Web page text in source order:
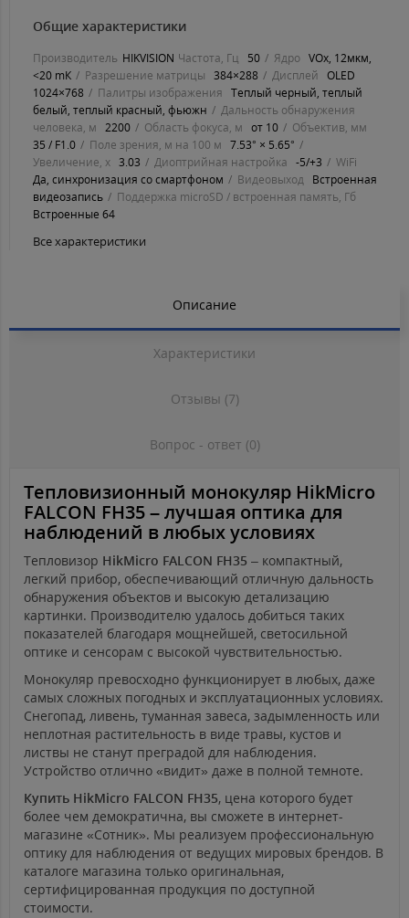
Общие характеристики
Производитель HIKVISION Частота, Гц 50 Ядро VOx, 12мĸм,
<20 mК
Разрешение матрицы 384×288 Дисплей ОLЕD
1024×768
Палитры изображения Теплый черный, теплый
белый, теплый красный, фьюжн
Дальность обнаружения
человека, м 2200 Область фокуса, м от 10
Объектив, мм
35 / F1.0
Поле зрения, м на 100 м 7.53° × 5.65°
Увеличение, х 3.03 Диоптрийная настройка -5/+3
WiFi
Да, синхронизация со смартфоном
Видеовыход Встроенная
видеозапись
Поддержка microSD / встроенная память, Гб
Встроенные 64
Все характеристики
Описание
Характеристики
Отзывы (7)
Вопрос - ответ (0)
Тепловизионный монокуляр HikMicro
FALCON FH35 – лучшая оптика для
наблюдений в любых условиях
Тепловизор HikMicro FALCON FH35 – компактный,
легкий прибор, обеспечивающий отличную дальность
обнаружения объектов и высокую детализацию
картинки. Производителю удалось добиться таких
показателей благодаря мощнейшей, светосильной
оптике и сенсорам с высокой чувствительностью.
Монокуляр превосходно функционирует в любых, даже
самых сложных погодных и эксплуатационных условиях.
Снегопад, ливень, туманная завеса, задымленность или
неплотная растительность в виде травы, кустов и
листвы не станут преградой для наблюдения.
Устройство отлично «видит» даже в полной темноте.
Купить HikMicro FALCON FH35, цена которого будет
более чем демократична, вы сможете в интернет-
магазине «Сотник». Мы реализуем профессиональную
оптику для наблюдения от ведущих мировых брендов. В
каталоге магазина только оригинальная,
сертифицированная продукция по доступной
стоимости.